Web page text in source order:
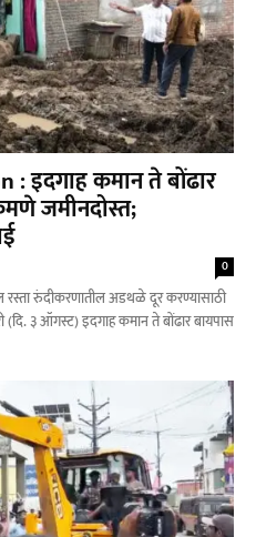
इदगाह कमान ते बोंढार
जमीनदोस्त;
0
रस्ता रुंदीकरणातील अडथळे दूर करण्यासाठी
(दि. ३ ऑगस्ट) इदगाह कमान ते बोंढार बायपास